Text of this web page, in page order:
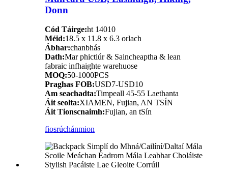
Donn
Cód Táirge:ht 14010
Méid:18.5 x 11.8 x 6.3 orlach
Ábhar:chanbhás
Dath:Mar phictiúr & Saincheaptha & lean
fabraic infhaighte warehuose
MOQ:50-1000PCS
Praghas FOB:USD7-USD10
Am seachadta:Timpeall 45-55 Laethanta
Áit seolta:XIAMEN, Fujian, AN TSÍN
Áit Tionscnaimh:Fujian, an tSín
fiosrúchánmion